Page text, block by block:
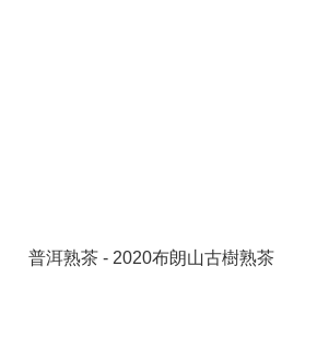
普洱熟茶 - 2020布朗山古樹熟茶